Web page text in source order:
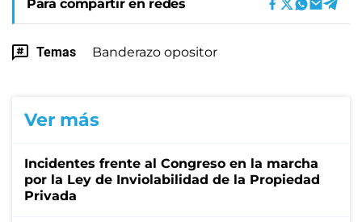
Para compartir en redes
Temas Banderazo opositor
Ver más
Incidentes frente al Congreso en la marcha
por la Ley de Inviolabilidad de la Propiedad
Privada